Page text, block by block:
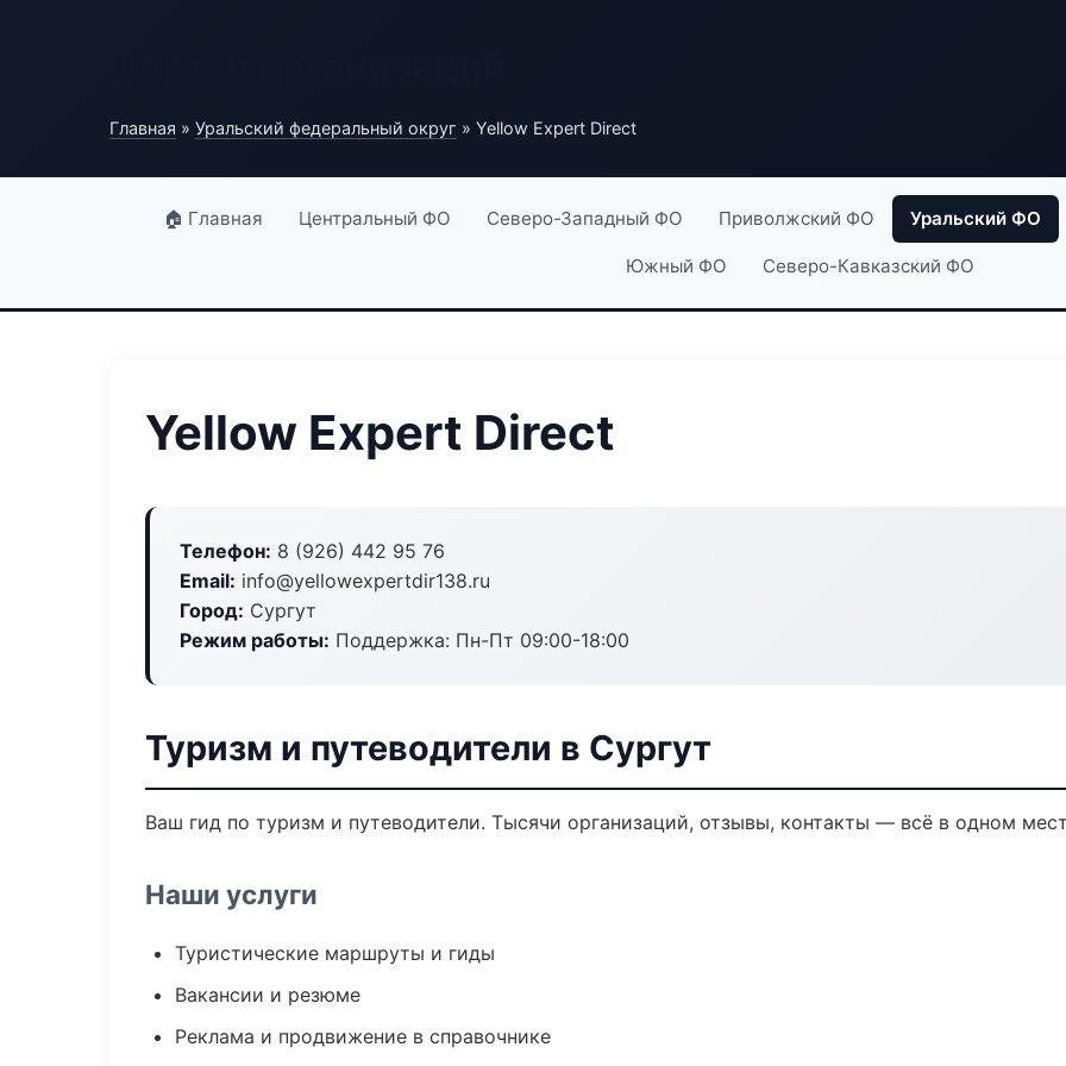
Главная » Уральский федеральный округ » Yellow Expert Direct
🏠 Главная Центральный ФО Северо-Западный ФО Приволжский ФО Уральский ФО
Южный ФО Северо-Кавказский ФО
Yellow Expert Direct
Телефон: 8 (926) 442 95 76
Email: info@yellowexpertdir138.ru
Город: Сургут
Режим работы: Поддержка: Пн-Пт 09:00-18:00
Туризм и путеводители в Сургут
Ваш гид по туризм и путеводители. Тысячи организаций, отзывы, контакты — всё в одном
Наши услуги
Туристические маршруты и гиды
Вакансии и резюме
Реклама и продвижение в справочнике